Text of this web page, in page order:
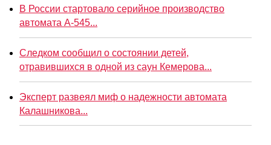
В России стартовало серийное производство
автомата А-545...
Следком сообщил о состоянии детей,
отравившихся в одной из саун Кемерова...
Эксперт развеял миф о надежности автомата
Калашникова...